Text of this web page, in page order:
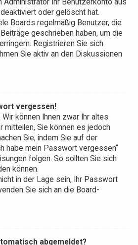
Administrator Ihr Benutzerkonto aus
oder gelöscht hat.
Boards regelmäßig Benutzer, die
geschrieben haben, um die
Registrieren Sie sich
Sie aktiv an den Diskussionen
vergessen!
können Ihnen zwar Ihr altes
mitteilen, Sie können es jedoch
Sie, indem Sie auf der
habe mein Passwort vergessen“
folgen. So sollten Sie sich
können.
in der Lage sein, Ihr Passwort
Sie sich an die Board-
abgemeldet?